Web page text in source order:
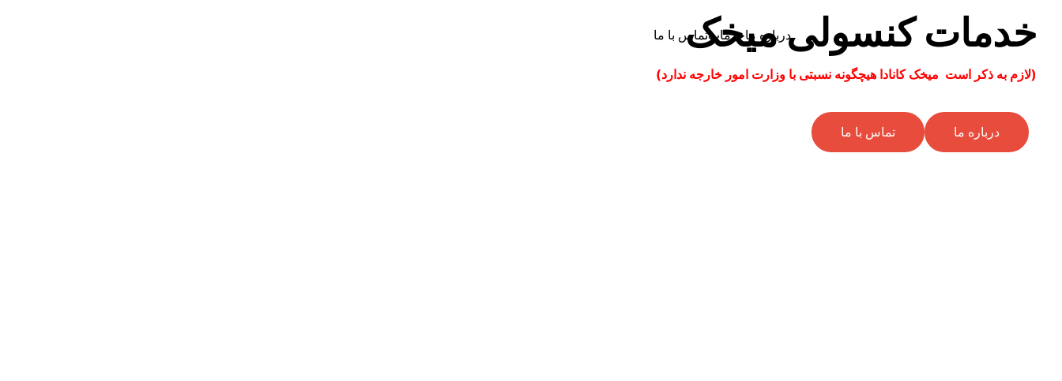
درباره ماخدماتتماس با ماخدمات کنسولی میخک
(لازم به ذکر است میخک کانادا هیچگونه نسبتی با وزارت امور خارجه ندارد)
درباره ما تماس با ما